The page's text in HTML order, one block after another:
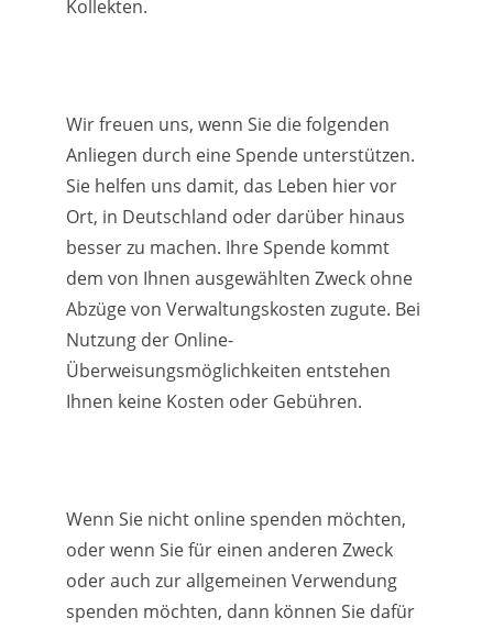
Kollekten.
Wir freuen uns, wenn Sie die folgenden
Anliegen durch eine Spende unterstützen.
Sie helfen uns damit, das Leben hier vor
Ort, in Deutschland oder darüber hinaus
besser zu machen. Ihre Spende kommt
dem von Ihnen ausgewählten Zweck ohne
Abzüge von Verwaltungskosten zugute. Bei
Nutzung der Online-
Überweisungsmöglichkeiten entstehen
Ihnen keine Kosten oder Gebühren.
Wenn Sie nicht online spenden möchten,
oder wenn Sie für einen anderen Zweck
oder auch zur allgemeinen Verwendung
spenden möchten, dann können Sie dafür